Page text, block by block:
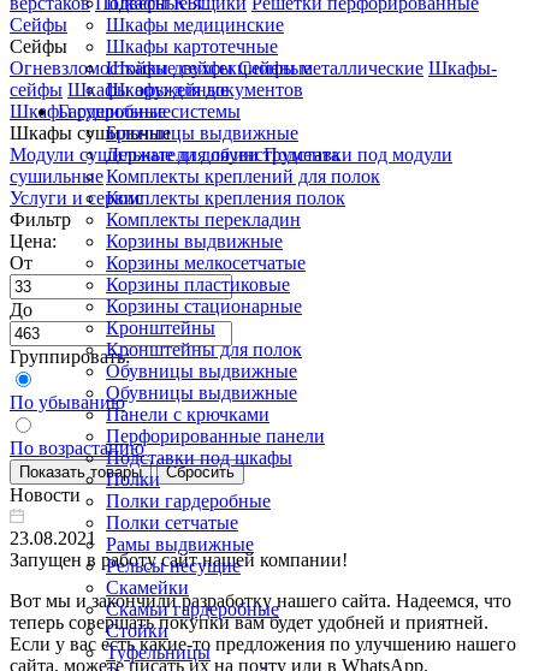
Шкафы медицинские
Шкафы картотечные
Шкафы двухсекционные
Шкафы для документов
Гардеробные системы
Брючницы выдвижные
Держатели для инструмента
Комплекты креплений для полок
Комплекты крепления полок
Комплекты перекладин
Корзины выдвижные
Корзины мелкосетчатые
Корзины пластиковые
Корзины стационарные
Кронштейны
Кронштейны для полок
Обувницы выдвижные
Обувницы выдвижные
Панели с крючками
Перфорированные панели
Подставки под шкафы
Полки
Полки гардеробные
Полки сетчатые
Рамы выдвижные
Рельсы несущие
Скамейки
Скамьи гардеробные
Стойки
Туфельницы
Сейфы
Сейфы
Огневзломостойкие сейфы Сейфы металлические Шкафы-
сейфы Шкафы оружейные
Шкафы сушильные
Шкафы сушильные
Модули сушильные для обуви Подставки под модули
сушильные
Услуги и сервис
Фильтр
Цена:
От
До
Группировать:
По убыванию
По возрастанию
Новости
23.08.2021
Запущен в работу сайт нашей компании!
Вот мы и закончили разработку нашего сайта. Надеемся, что
теперь совершать покупки вам будет удобней и приятней.
Если у вас есть какие-то предложения по улучшению нашего
сайта, можете писать их на почту или в WhatsApp.